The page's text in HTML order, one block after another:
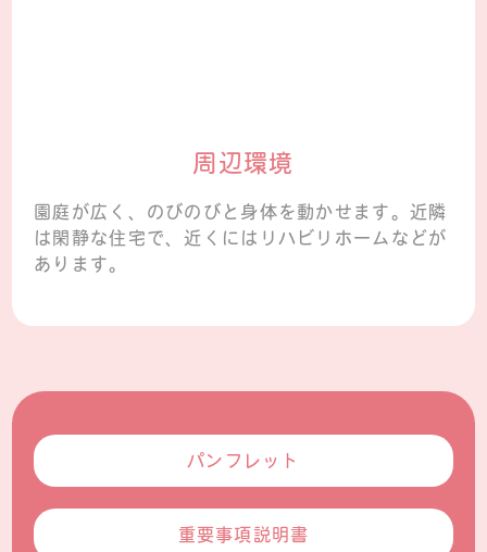
周辺環境
園庭が広く、のびのびと身体を動かせます。近隣
は閑静な住宅で、近くにはリハビリホームなどが
あります。
パンフレット
重要事項説明書